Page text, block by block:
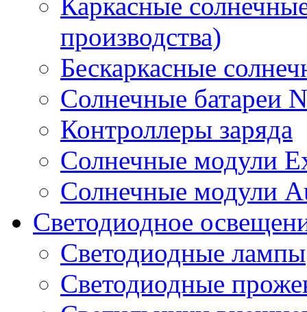
производства)
Бескаркасные
Солнечные батареи
Контроллеры заряда
Солнечные модули
Солнечные модули
Светодиодное
Светодиодные лампы
Светодиодные